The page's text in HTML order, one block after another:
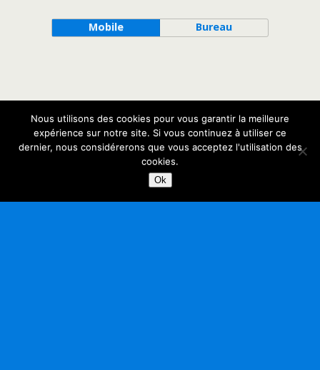
Mobile Bureau
Nous utilisons des cookies pour vous garantir la meilleure
expérience sur notre site. Si vous continuez à utiliser ce
dernier, nous considérerons que vous acceptez l'utilisation des
cookies.
Ok